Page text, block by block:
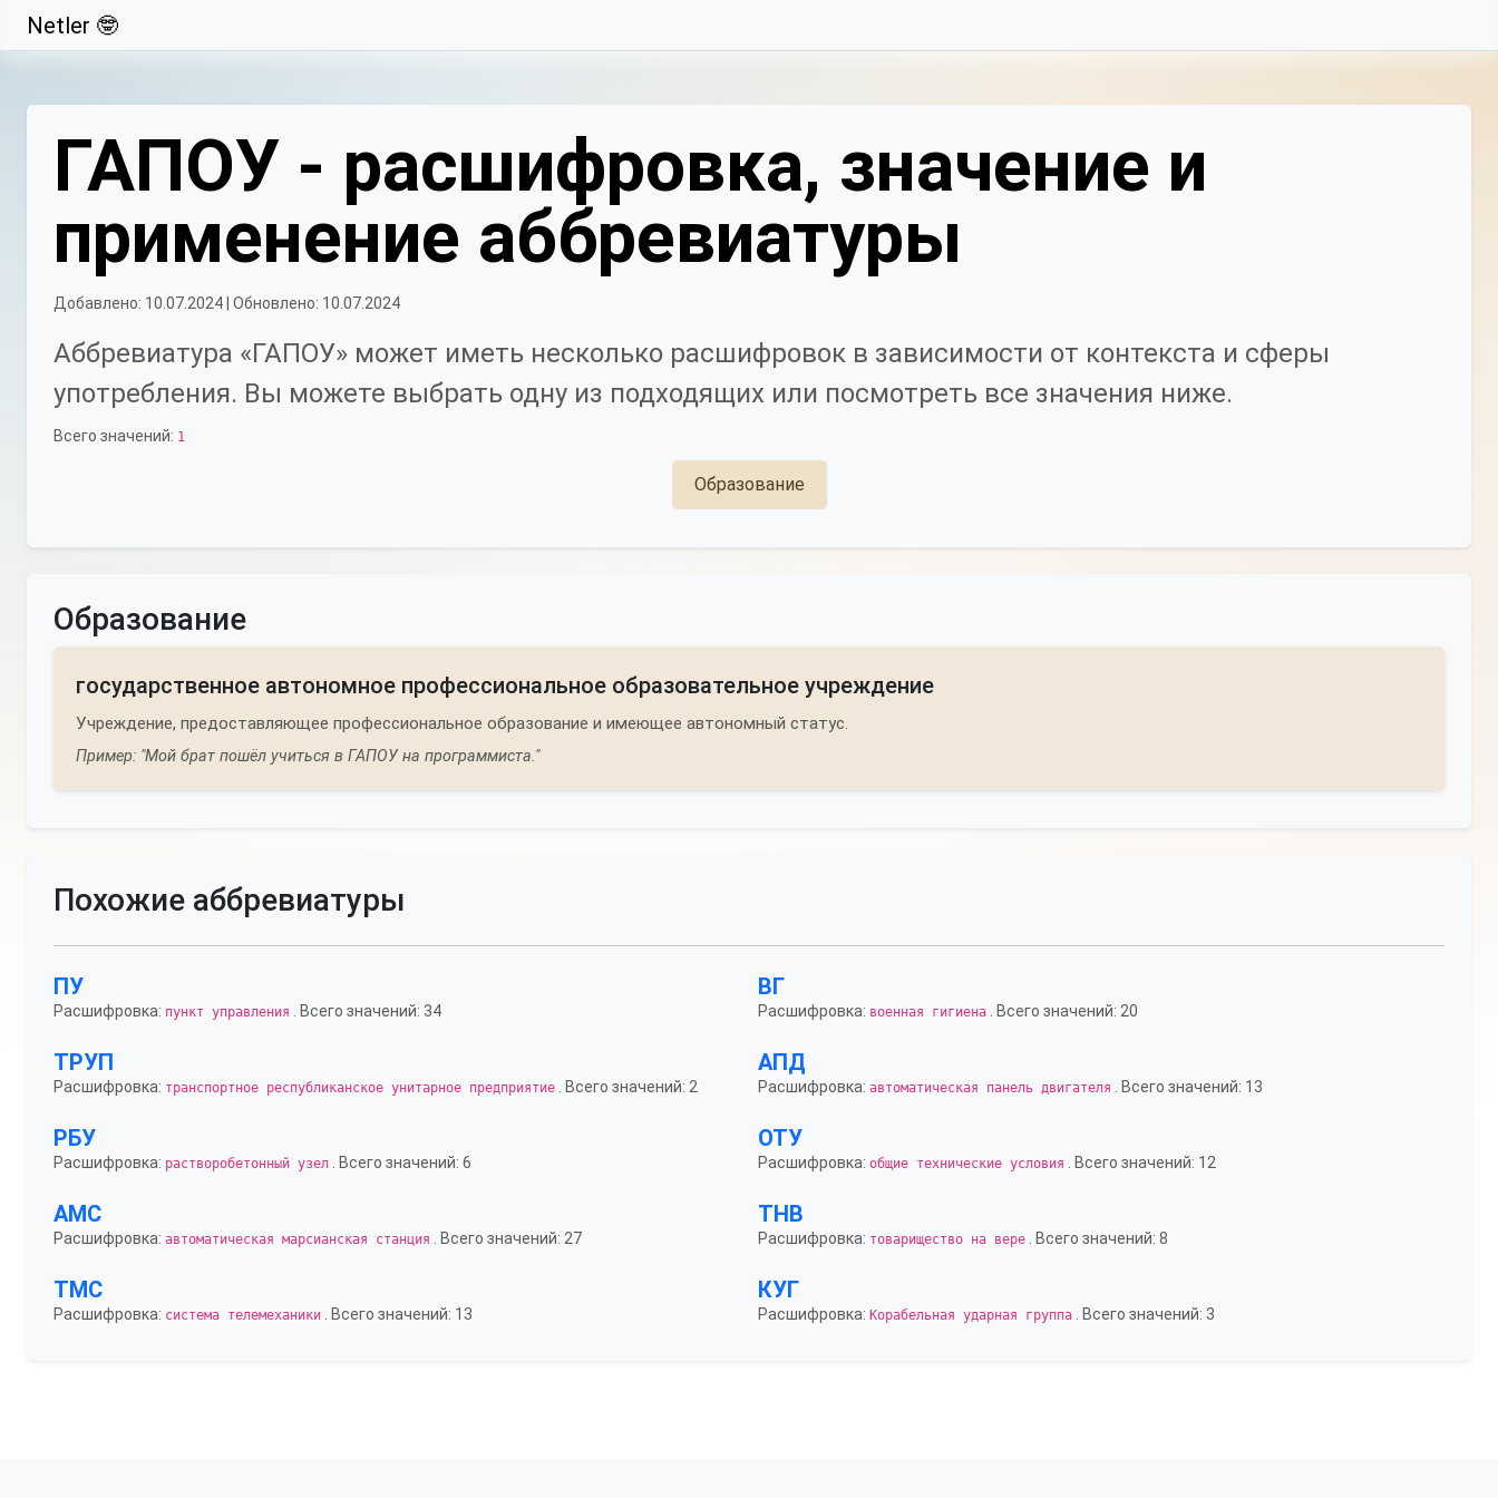
Свернуть
Netler 🤓
ГАПОУ - расшифровка, значение и
применение аббревиатуры
Добавлено: 10.07.2024 | Обновлено: 10.07.2024
Аббревиатура «ГАПОУ» может иметь несколько расшифровок в зависимости от контекста и сферы
употребления. Вы можете выбрать одну из подходящих или посмотреть все значения ниже.
Всего значений: 1
Образование
Образование
государственное автономное профессиональное образовательное учреждение
Учреждение, предоставляющее профессиональное образование и имеющее автономный статус.
Пример: "Мой брат пошёл учиться в ГАПОУ на программиста."
Похожие аббревиатуры
ПУ
Расшифровка: пункт управления . Всего значений: 34
ВГ
Расшифровка: военная гигиена . Всего значений: 20
ТРУП
Расшифровка: транспортное республиканское унитарное предприятие . Всего значений: 2
АПД
Расшифровка: автоматическая панель двигателя . Всего значений: 13
РБУ
Расшифровка: растворобетонный узел . Всего значений: 6
ОТУ
Расшифровка: общие технические условия . Всего значений: 12
АМС
Расшифровка: автоматическая марсианская станция . Всего значений: 27
ТНВ
Расшифровка: товарищество на вере . Всего значений: 8
ТМС
Расшифровка: система телемеханики . Всего значений: 13
КУГ
Расшифровка: Корабельная ударная группа . Всего значений: 3